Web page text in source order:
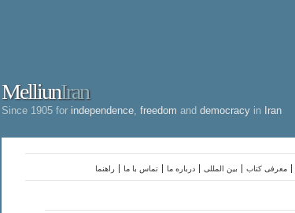
MelliunIran
Since 1905 for independence freedom and democracy in Iran
راهنما تماس با ما درباره ما بین المللی معرفی کتاب